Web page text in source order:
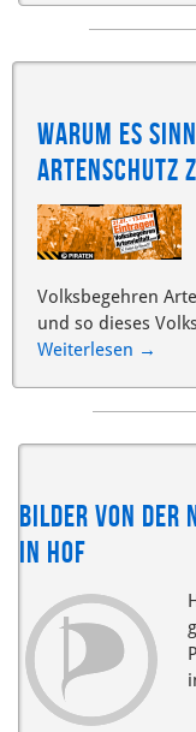
Warum es
Artenschutz
Volksbegehren
und so dieses
Weiterlesen →
Bilder von der
in Hof